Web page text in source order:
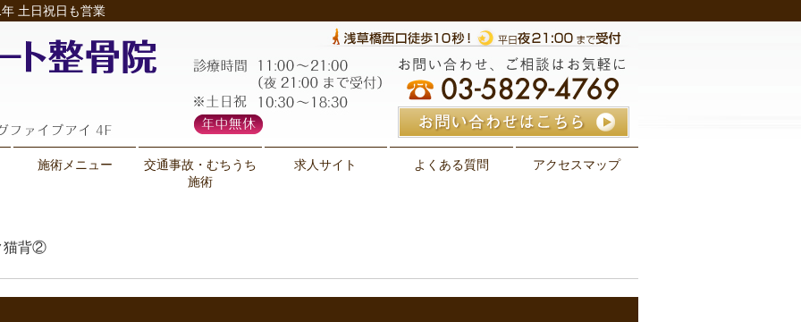
土日祝日も営業
施術メニュー
交通事故・むちうち
施術
求人サイト よくある質問 アクセスマップ
猫背②